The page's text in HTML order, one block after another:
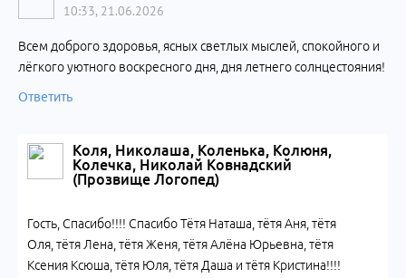
10:33, 21.06.2026
Всем доброго здоровья, ясных светлых мыслей, спокойного и
лёгкого уютного воскресного дня, дня летнего солнцестояния!
Ответить
Коля, Николаша, Коленька, Колюня,
Колечка, Николай Ковнадский
(Прозвище Логопед)
Гость, Спасибо!!!! Спасибо Тётя Наташа, тётя Аня, тётя
Оля, тётя Лена, тётя Женя, тётя Алёна Юрьевна, тётя
Ксения Ксюша, тётя Юля, тётя Даша и тётя Кристина!!!!